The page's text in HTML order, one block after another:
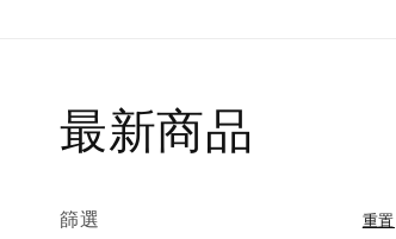
最新商品
篩選 重置